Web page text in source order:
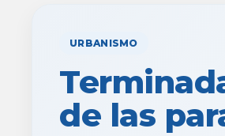
URBANISMO
de las